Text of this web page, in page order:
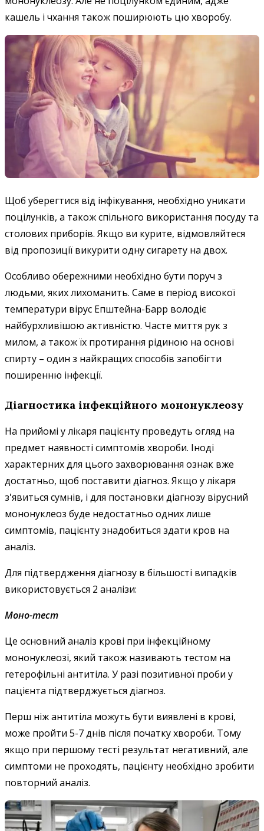
кашель і чхання також поширюють цю хворобу.
Щоб уберегтися від інфікування, необхідно уникати
поцілунків, а також спільного використання посуду та
столових приборів. Якщо ви курите, відмовляйтеся
від пропозиції викурити одну сигарету на двох.
Особливо обережними необхідно бути поруч з
людьми, яких лихоманить. Саме в період високої
температури вірус Епштейна-Барр володіє
найбурхливішою активністю. Часте миття рук з
милом, а також їх протирання рідиною на основі
спирту – один з найкращих способів запобігти
поширенню інфекції.
Діагностика інфекційного мононуклеозу
На прийомі у лікаря пацієнту проведуть огляд на
предмет наявності симптомів хвороби. Іноді
характерних для цього захворювання ознак вже
достатньо, щоб поставити діагноз. Якщо у лікаря
з'явиться сумнів, і для постановки діагнозу вірусний
мононуклеоз буде недостатньо одних лише
симптомів, пацієнту знадобиться здати кров на
аналіз.
Для підтвердження діагнозу в більшості випадків
використовується 2 аналізи:
Моно-тест
Це основний аналіз крові при інфекційному
мононуклеозі, який також називають тестом на
гетерофільні антитіла. У разі позитивної проби у
пацієнта підтверджується діагноз.
Перш ніж антитіла можуть бути виявлені в крові,
може пройти 5-7 днів після початку хвороби. Тому
якщо при першому тесті результат негативний, але
симптоми не проходять, пацієнту необхідно зробити
повторний аналіз.